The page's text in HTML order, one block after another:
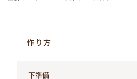
作り方
下準備